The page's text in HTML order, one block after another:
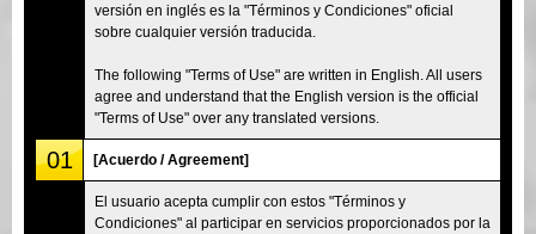
Tokyo Asakusa Osaka
versión en inglés es la "Términos y Condiciones" oficial
sobre cualquier versión traducida.
The following "Terms of Use" are written in English. All users
agree and understand that the English version is the official
"Terms of Use" over any translated versions.
01 [Acuerdo / Agreement]
El usuario acepta cumplir con estos "Términos y
Condiciones" al participar en servicios proporcionados por la